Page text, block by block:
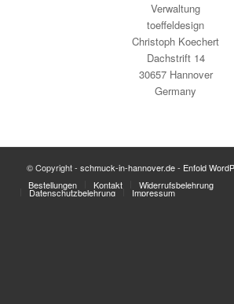
Verwaltung
toeffeldesign
Christoph Koechert
Dachstrift 14
30657 Hannover
Germany
© Copyright - schmuck-in-hannover.de- Enfold
Bestellungen
Kontakt Widerrufsbelehrung
Datenschutzbelehrung Impressum